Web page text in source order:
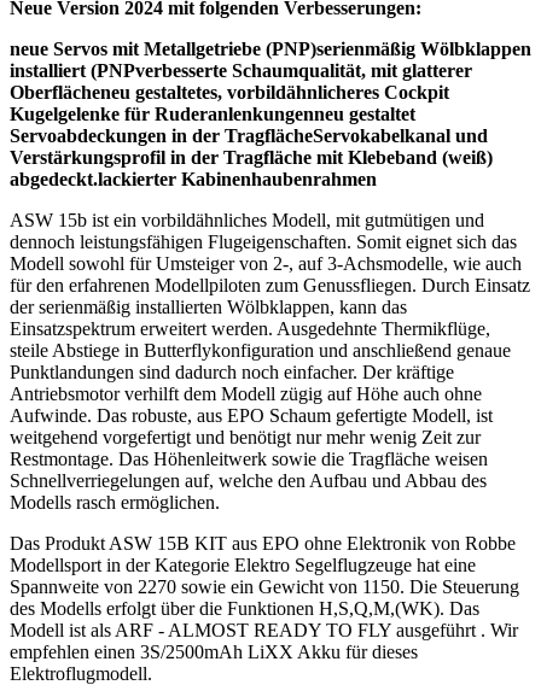
Neue Version 2024 mit folgenden Verbesserungen:
neue Servos mit Metallgetriebe (PNP)serienmäßig Wölbklappen
installiert (PNPverbesserte Schaumqualität, mit glatterer
Oberflächeneu gestaltetes, vorbildähnlicheres Cockpit
Kugelgelenke für Ruderanlenkungenneu gestaltet
Servoabdeckungen in der TragflächeServokabelkanal und
Verstärkungsprofil in der Tragfläche mit Klebeband (weiß)
abgedeckt.lackierter Kabinenhaubenrahmen
ASW 15b ist ein vorbildähnliches Modell, mit gutmütigen und
dennoch leistungsfähigen Flugeigenschaften. Somit eignet sich das
Modell sowohl für Umsteiger von 2-, auf 3-Achsmodelle, wie auch
für den erfahrenen Modellpiloten zum Genussfliegen. Durch Einsatz
der serienmäßig installierten Wölbklappen, kann das
Einsatzspektrum erweitert werden. Ausgedehnte Thermikflüge,
steile Abstiege in Butterflykonfiguration und anschließend genaue
Punktlandungen sind dadurch noch einfacher. Der kräftige
Antriebsmotor verhilft dem Modell zügig auf Höhe auch ohne
Aufwinde. Das robuste, aus EPO Schaum gefertigte Modell, ist
weitgehend vorgefertigt und benötigt nur mehr wenig Zeit zur
Restmontage. Das Höhenleitwerk sowie die Tragfläche weisen
Schnellverriegelungen auf, welche den Aufbau und Abbau des
Modells rasch ermöglichen.
Das Produkt ASW 15B KIT aus EPO ohne Elektronik von Robbe
Modellsport in der Kategorie Elektro Segelflugzeuge hat eine
Spannweite von 2270 sowie ein Gewicht von 1150. Die Steuerung
des Modells erfolgt über die Funktionen H,S,Q,M,(WK). Das
Modell ist als ARF - ALMOST READY TO FLY ausgeführt . Wir
empfehlen einen 3S/2500mAh LiXX Akku für dieses
Elektroflugmodell.